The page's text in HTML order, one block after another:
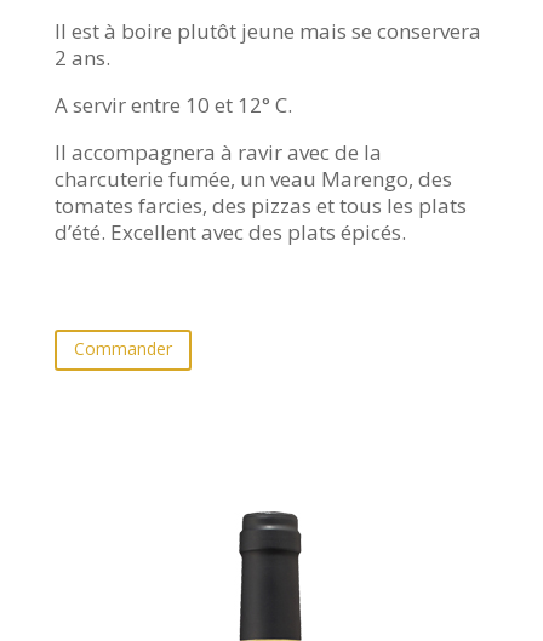
Il est à boire plutôt jeune mais se conservera
2 ans.
A servir entre 10 et 12° C.
Il accompagnera à ravir avec de la
charcuterie fumée, un veau Marengo, des
tomates farcies, des pizzas et tous les plats
d’été. Excellent avec des plats épicés.
Commander